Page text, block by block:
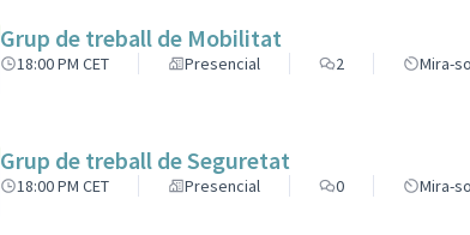
Grup de treball de Mobilitat
18:00 PM CET Presencial 2 Mira-
Grup de treball de Seguretat
18:00 PM CET Presencial 0 Mira-